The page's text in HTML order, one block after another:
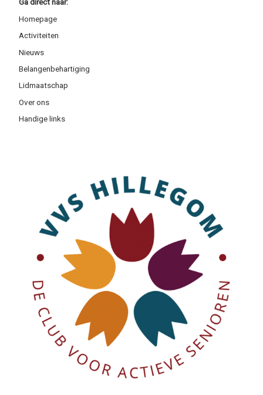
Ga direct naar:
Homepage
Activiteiten
Nieuws
Belangenbehartiging
Lidmaatschap
Over ons
Handige links